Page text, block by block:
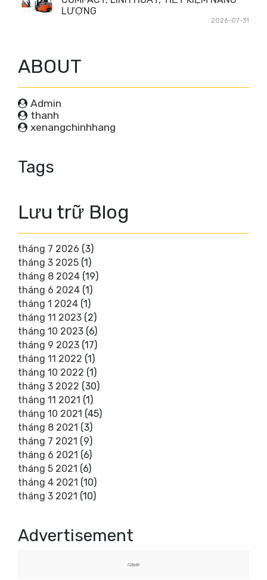
LƯỢNG
2026-07-31
ABOUT
Admin
thanh
xenangchinhhang
Tags
Lưu trữ Blog
tháng 7 2026 (3)
tháng 3 2025 (1)
tháng 8 2024 (19)
tháng 6 2024 (1)
tháng 1 2024 (1)
tháng 11 2023 (2)
tháng 10 2023 (6)
tháng 9 2023 (17)
tháng 11 2022 (1)
tháng 10 2022 (1)
tháng 3 2022 (30)
tháng 11 2021 (1)
tháng 10 2021 (45)
tháng 8 2021 (3)
tháng 7 2021 (9)
tháng 6 2021 (6)
tháng 5 2021 (6)
tháng 4 2021 (10)
tháng 3 2021 (10)
Advertisement